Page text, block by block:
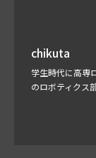
chikuta
学生時代に高専
のロボティクス